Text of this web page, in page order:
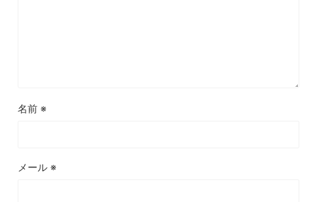
名前 ※
メール ※